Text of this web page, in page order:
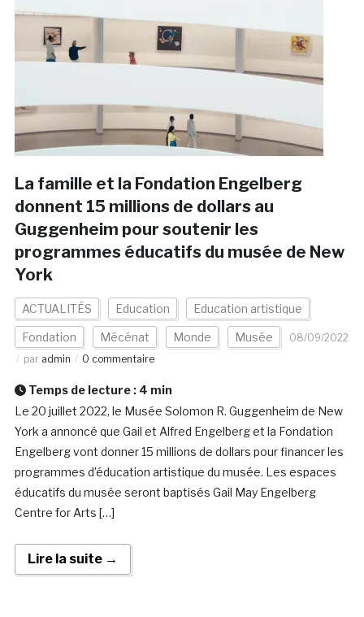
La famille et la Fondation Engelberg
donnent 15 millions de dollars au
Guggenheim pour soutenir les
programmes éducatifs du musée de New
York
ACTUALITÉS Education Education artistique
Fondation Mécénat Monde Musée
08/09/2022
par admin 0 commentaire
Temps de lecture : 4 min
Le 20 juillet 2022, le Musée Solomon R. Guggenheim de New
York a annoncé que Gail et Alfred Engelberg et la Fondation
Engelberg vont donner 15 millions de dollars pour financer les
programmes d’éducation artistique du musée. Les espaces
éducatifs du musée seront baptisés Gail May Engelberg
Centre for Arts […]
Lire la suite →